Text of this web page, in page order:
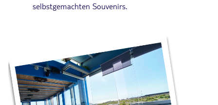
selbstgemachten Souvenirs.